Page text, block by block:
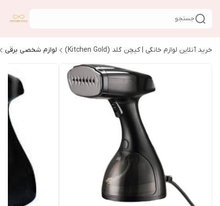
جستجو
خرید آنلاین لوازم خانگی | کیچن گلد (Kitchen Gold) لوازم شخصی برقی